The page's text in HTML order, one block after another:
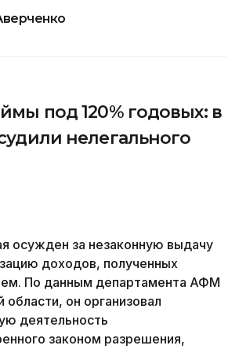
под 120% годовых: в
нелегального
осужден за незаконную выдачу
доходов, полученных
По данным департамента АФМ
области, он организовал
деятельность
законом разрешения,